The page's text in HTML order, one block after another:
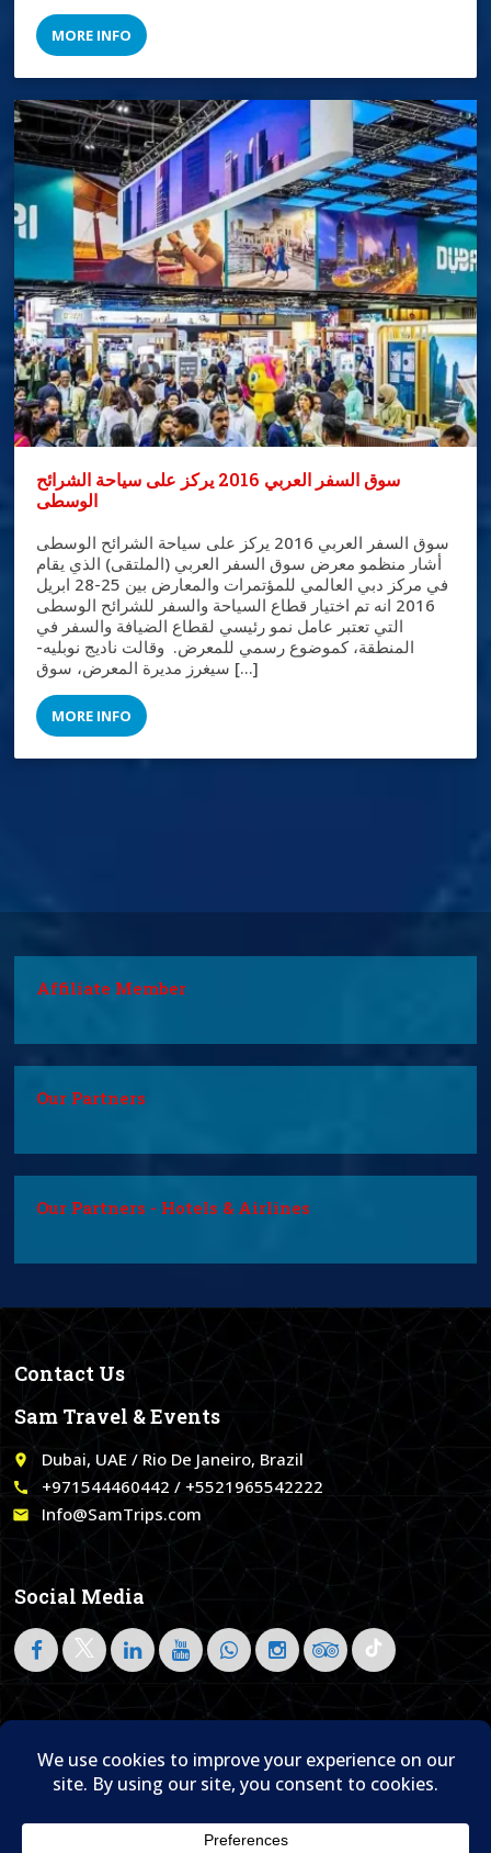
MORE INFO
سوق السفر العربي 2016 يركز على سياحة الشرائح
الوسطى
سوق السفر العربي 2016 يركز على سياحة الشرائح الوسطى
أشار منظمو معرض سوق السفر العربي (الملتقى) الذي يقام
في مركز دبي العالمي للمؤتمرات والمعارض بين 25-28 ابريل
2016 انه تم اختيار قطاع السياحة والسفر للشرائح الوسطى
التي تعتبر عامل نمو رئيسي لقطاع الضيافة والسفر في
المنطقة، كموضوع رسمي للمعرض. وقالت ناديج نوبليه-
سيغرز مديرة المعرض، سوق […]
MORE INFO
Affiliate Member
Our Partners
Our Partners - Hotels & Airlines
Contact Us
Sam Travel & Events
place Dubai, UAE / Rio De Janeiro, Brazil
call +971544460442 / +5521965542222
email Info@SamTrips.com
Social Media
Follow on LinkedIn